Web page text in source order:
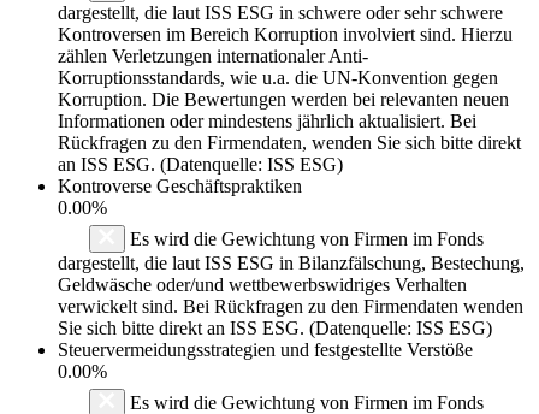
dargestellt, die laut ISS ESG in schwere oder sehr schwere
Kontroversen im Bereich Korruption involviert sind. Hierzu
zählen Verletzungen internationaler Anti-
Korruptionsstandards, wie u.a. die UN-Konvention gegen
Korruption. Die Bewertungen werden bei relevanten neuen
Informationen oder mindestens jährlich aktualisiert. Bei
Rückfragen zu den Firmendaten, wenden Sie sich bitte direkt
an ISS ESG. (Datenquelle: ISS ESG)
Kontroverse Geschäftspraktiken
0.00%
Es wird die Gewichtung von Firmen im Fonds
dargestellt, die laut ISS ESG in Bilanzfälschung, Bestechung,
Geldwäsche oder/und wettbewerbswidriges Verhalten
verwickelt sind. Bei Rückfragen zu den Firmendaten wenden
Sie sich bitte direkt an ISS ESG. (Datenquelle: ISS ESG)
Steuervermeidungsstrategien und festgestellte Verstöße
0.00%
Es wird die Gewichtung von Firmen im Fonds